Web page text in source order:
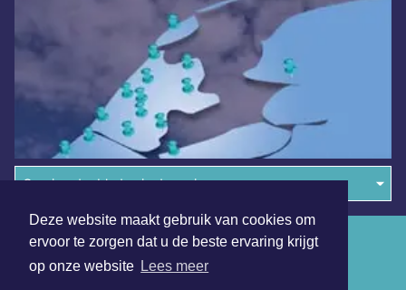
Deze website maakt gebruik van cookies om
ervoor te zorgen dat u de beste ervaring krijgt
op onze website Lees meer
Overige dagbladen in de regio
Algemene voorwaarden
Disclaimer